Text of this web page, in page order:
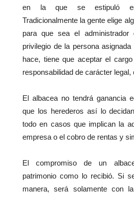
en la que se estipuló
Tradicionalmente la gente elige
para que sea el
privilegio de la persona
hace, tiene que aceptar el
responsabilidad de carácter legal,
El albacea no tendrá ganancia
que los herederos así lo
todo en casos que implican la
empresa o el cobro de rentas y
El compromiso de un
patrimonio como lo recibió. Si
manera, será solamente con